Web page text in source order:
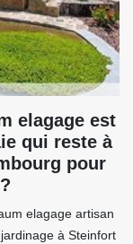
elagage est
qui reste à
pour
elagage artisan
à Steinfort